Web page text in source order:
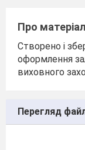
Про матеріал
Створено і
оформлення
виховного
Перегляд